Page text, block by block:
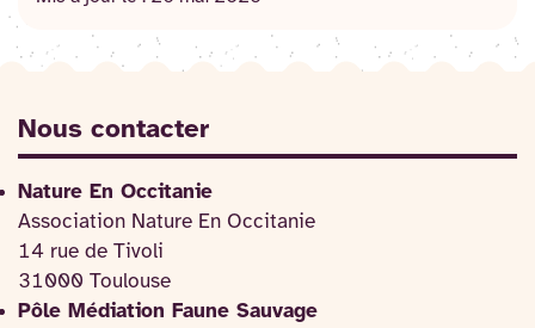
Nous contacter
Nature En Occitanie
Association Nature En Occitanie
14 rue de Tivoli
31000 Toulouse
Pôle Médiation Faune Sauvage